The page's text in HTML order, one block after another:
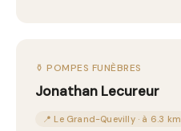
⚱️ POMPES FUNÈBRES
Jonathan Lecureur
📍 Le Grand-Quevilly · à 6.3 km